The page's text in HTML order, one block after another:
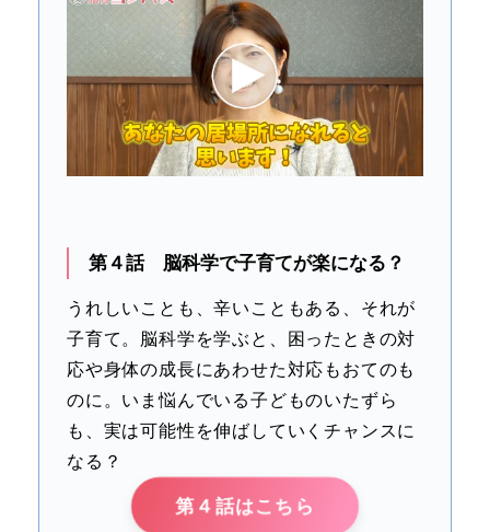
第４話 脳科学で子育てが楽になる？
うれしいことも、辛いこともある、それが
子育て。脳科学を学ぶと、困ったときの対
応や身体の成長にあわせた対応もおてのも
のに。いま悩んでいる子どものいたずら
も、実は可能性を伸ばしていくチャンスに
なる？
第４話はこちら